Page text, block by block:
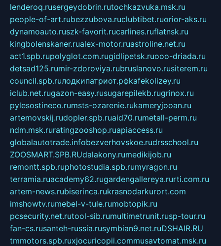
lenderoq.rusergeydobrin.rutochkazvuka.msk.ru
people-of-art.rubezzubova.ruclubtibet.ruorior-aks.ru
dynamoauto.ruszk-favorit.rucarlines.ruflatnsk.ru
kingbolenskaner.rualex-motor.ruastroline.net.ru
act1.spb.rupolyglot.com.rugidlipetsk.ruooo-driada.ru
detsad125.rumir-zdoroviya.rubruslanovo.rusiterem.ru
council.spb.ruлодкипатриот.рфkafekolizey.ru
iclub.net.rugazon-easy.rusugarepilekb.rugrinox.ru
pylesostineco.rumsts-ozarenie.rukameryjooan.ru
artemovskij.rudopler.spb.ruaid70.rumetall-perm.ru
ndm.msk.ruratingzooshop.ruapiaccess.ru
globalautotrade.infobezverhovskoe.rudrsschool.ru
ZOOSMART.SPB.RUdalakony.rumedikijob.ru
remontt.spb.ruphotostudia.spb.rumyragon.ru
terramia.ruacademy62.rugardengallereya.rurti.com.ru
artem-news.rubiserinca.rukrasnodarkurort.com
imshowtv.rumebel-v-tule.rumobtopik.ru
pcsecurity.net.rutool-sib.rumultimetrunit.rusp-tour.ru
fan-cs.rusanteh-russia.rusymbian9.net.ruDSHAIR.RU
tmmotors.spb.ruxjocuricopii.commusavtomat.msk.ru